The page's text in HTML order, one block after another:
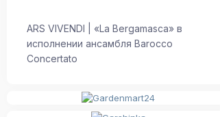
ARS VIVENDI | «La Bergamasca» в
исполнении ансамбля Barocco
Concertato